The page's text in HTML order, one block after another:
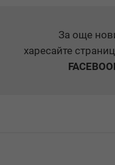
За още
харесайте